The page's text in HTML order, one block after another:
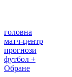
головна
матч-центр
прогнози
футбол +
Обране